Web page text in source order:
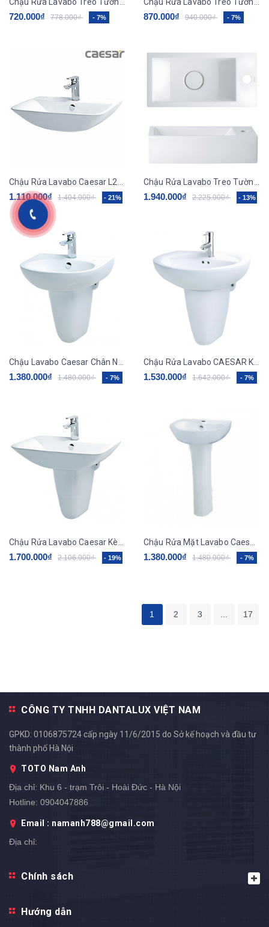
720.000₫ 778.000₫ - 7% 870.000₫ 940.000₫ - 7%
1.110.000₫ 1.404.000₫ - 21% 1.940.000₫ 2.225.000₫ - 13%
1.380.000₫ 1.480.000₫ - 7% 1.530.000₫ 1.642.000₫ - 7%
1.700.000₫ 2.106.000₫ - 19% 1.380.000₫ 1.480.000₫ - 7%
1 2 3 17
CÔNG TY TNHH DANTALUX VIỆT NAM
GPKD: 0106875724 cấp ngày 11/6/2015 do Sở kế hoạch và đầu tư
thành phố Hà Nội
TOTO Nam Anh
Địa chỉ: Khu 6 - trạm Trôi - Hoài Đức - Hà Nội
Hotline: 0904047886
Email : namanh788@gmail.com
Địa chỉ:
Chính sách
Hướng dẫn